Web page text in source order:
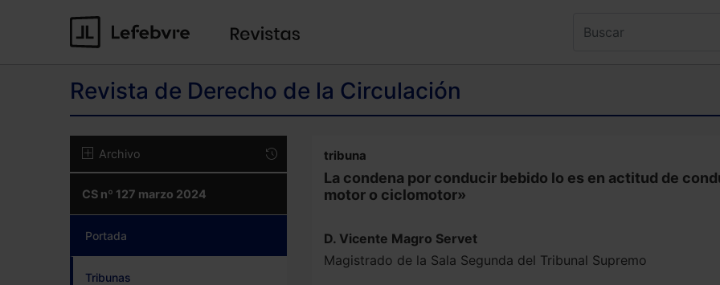
Revista de Derecho de la Circulación
Archivo
CS nº 127 marzo 2024
Portada
Tribunas
tribuna
La condena por conducir bebido lo es en actitud de
motor o ciclomotor»
D. Vicente Magro Servet
Magistrado de la Sala Segunda del Tribunal Supremo